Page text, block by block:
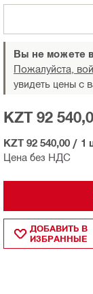
Вы не можете
Пожалуйста,
увидеть цены с
Цена без НДС
KZT 92
KZT 92 540,00 / 1
ДОБАВИТЬ В
ИЗБРАННЫЕ